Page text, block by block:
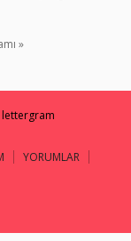
»
lettergram
YORUMLAR